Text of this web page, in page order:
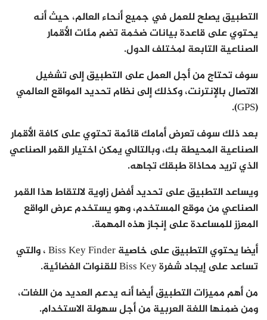
التطبيق يصلح للعمل في جميع أنحاء العالم، حيث أنه
يحتوي على قاعدة بيانات ضخمة تضم مئات الأقمار
الصناعية التابعة لمختلف الدول.
سوف تحتاج من أجل العمل على التطبيق إلى تشغيل
الاتصال بالإنترنت، وكذلك إلى نظام تحديد المواقع العالمي
(GPS).
بعد ذلك سوف تعرض أمامك قائمة تحتوي على كافة الأقمار
الصناعية المحيطة بك، وبالتالي يمكن اختيار القمر الصناعي
الذي تريد محاذاة طبقك تجاهه.
ويساعد التطبيق على تحديد أفضل زاوية لالتقاط هذا القمر
الصناعي من موقع المستخدم، وهو يستخدم عرض الواقع
المعزز للمساعدة على إنجاز هذه المهمة.
أيضا يحتوي التطبيق على خاصية Biss Key Finder ، والتي
تساعد على إيجاد شفرة Biss Key للقنوات الفضائية.
من أهم مميزات التطبيق أيضا أنه يدعم العديد من اللغات،
ومن ضمنها اللغة العربية من أجل سهولة الاستخدام.